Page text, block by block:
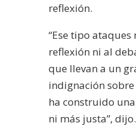
reflexión.
“Ese tipo ataques
reflexión ni al
que llevan a un
indignación
ha construido
ni más justa”, dijo.